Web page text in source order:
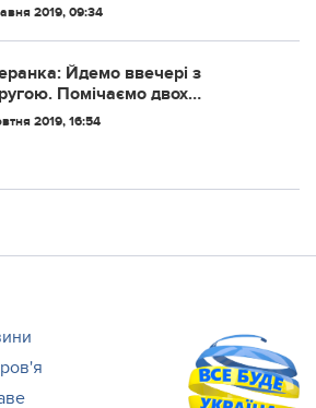
2019, 09:34
Йдемо ввечері з
Помічаємо двох
чоловіків.. “Аааа,
2019, 16:54